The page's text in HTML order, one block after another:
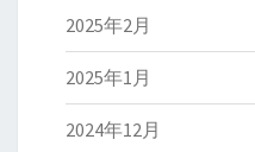
2025年2月
2025年1月
2024年12月